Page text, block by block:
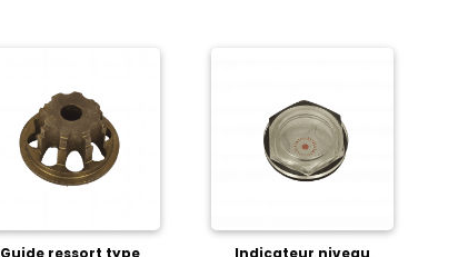
Guide ressort type Indicateur niveau